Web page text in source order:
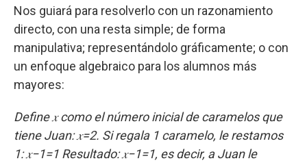
Nos guiará para resolverlo con un razonamiento
directo, con una resta simple; de forma
manipulativa; representándolo gráficamente; o con
un enfoque algebraico para los alumnos más
mayores:
Define 𝑥 como el número inicial de caramelos que
tiene Juan: 𝑥=2. Si regala 1 caramelo, le restamos
1: 𝑥−1=1 Resultado: 𝑥−1=1, es decir, a Juan le